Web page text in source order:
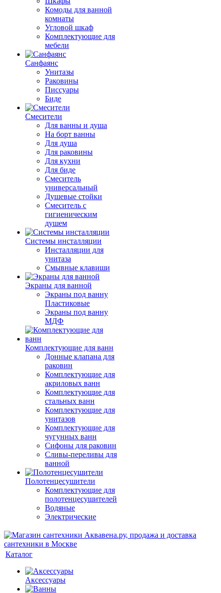
Комоды для ванной
комнаты
Угловой шкаф
Комплектующие для
мебели
Санфаянс
Унитазы
Раковины
Писсуары
Биде
Смесители
Для ванны и душа
На борт ванны
Для душа
Для раковины
Для кухни
Для биде
Смеситель
универсальный
Душевые стойки
Смеситель с
гигиеническим
душем
Системы инсталляции
Инсталляции для
унитаза
Смывные клавиши
Экраны для ванной
Экраны под ванну
Пластиковые
Экраны под ванну
МДФ
Комплектующие для ванн
Донные клапана для
раковин
Комплектующие для
акриловых ванн
Комплектующие для
стальных ванн
Комплектующие для
унитазов
Комплектующие для
чугунных ванн
Сифоны для раковин
Сливы-переливы для
ванной
Полотенцесушители
Комплектующие для
полотенцесушителей
Водяные
Электрические
Каталог
Аксессуары